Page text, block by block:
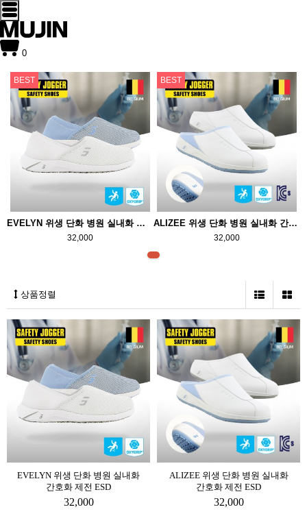
0
BEST
EVELYN 위생 단화 병원 실내화 간호화 제전 ESD
32,000
BEST
ALIZEE 위생 단화 병원 실내화 간호화 제전 ESD
32,000
상품정렬
EVELYN 위생 단화 병원 실내화
간호화 제전 ESD
32,000
ALIZEE 위생 단화 병원 실내화
간호화 제전 ESD
32,000